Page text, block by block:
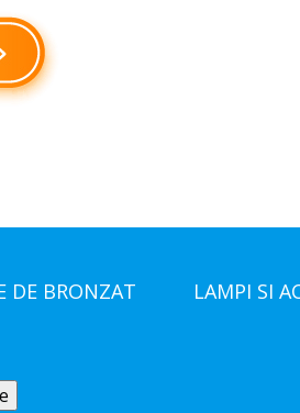
DE BRONZAT LAMPI SI